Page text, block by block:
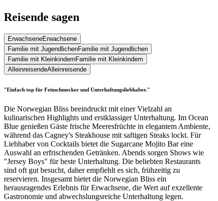
Reisende sagen
ErwachseneErwachsene
Familie mit JugendlichenFamilie mit Jugendlichen
Familie mit KleinkindernFamilie mit Kleinkindern
AlleinreisendeAlleinreisende
"Einfach top für Feinschmecker und Unterhaltungsliebhaber."
Die Norwegian Bliss beeindruckt mit einer Vielzahl an
kulinarischen Highlights und erstklassiger Unterhaltung. Im Ocean
Blue genießen Gäste frische Meeresfrüchte in elegantem Ambiente,
während das Cagney's Steakhouse mit saftigen Steaks lockt. Für
Liebhaber von Cocktails bietet die Sugarcane Mojito Bar eine
Auswahl an erfrischenden Getränken. Abends sorgen Shows wie
"Jersey Boys" für beste Unterhaltung. Die beliebten Restaurants
sind oft gut besucht, daher empfiehlt es sich, frühzeitig zu
reservieren. Insgesamt bietet die Norwegian Bliss ein
herausragendes Erlebnis für Erwachsene, die Wert auf exzellente
Gastronomie und abwechslungsreiche Unterhaltung legen.